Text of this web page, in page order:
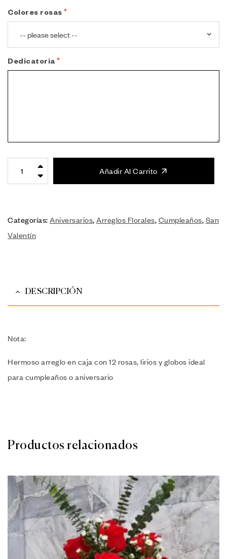
Colores rosas
Dedicatoria
Añadir Al Carrito
Categorías: Aniversarios, Arreglos Florales, Cumpleaños, San
Valentín
DESCRIPCIÓN
Nota:
Hermoso arreglo en caja con 12 rosas, lirios y globos ideal
para cumpleaños o aniversario
Productos relacionados